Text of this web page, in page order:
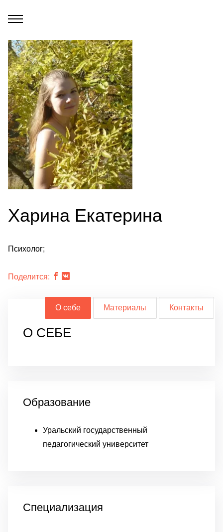
Харина Екатерина
Психолог;
Поделится:
О себе Материалы Контакты
О СЕБЕ
Образование
Уральский государственный
педагогический университет
Специализация